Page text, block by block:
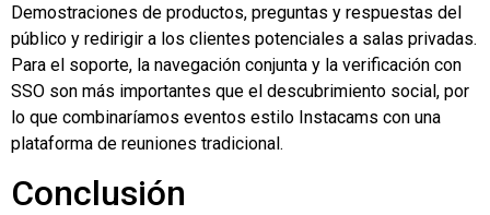
Demostraciones de productos, preguntas y respuestas del
público y redirigir a los clientes potenciales a salas privadas.
Para el soporte, la navegación conjunta y la verificación con
SSO son más importantes que el descubrimiento social, por
lo que combinaríamos eventos estilo Instacams con una
plataforma de reuniones tradicional.
Conclusión